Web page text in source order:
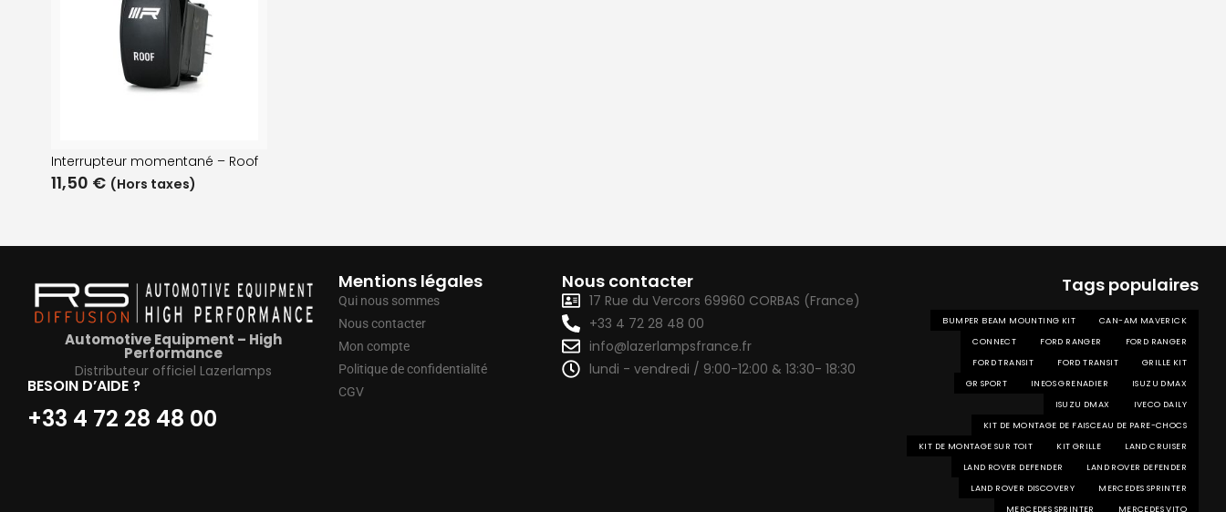
Interrupteur momentané – Roof
11,50 € (Hors taxes)
Automotive Equipment – High
Performance
Distributeur officiel Lazerlamps
BESOIN D’AIDE ?
+33 4 72 28 48 00
Mentions légales
Qui nous sommes
Nous contacter
Mon compte
Politique de confidentialité
CGV
Nous contacter
17 Rue du Vercors 69960 CORBAS (France)
+33 4 72 28 48 00
info@lazerlampsfrance.fr
lundi - vendredi / 9:00-12:00 & 13:30- 18:30
Tags populaires
BUMPER BEAM MOUNTING KIT
CAN-AM MAVERICK
CONNECT
FORD RANGER
FORD RANGER
FORD TRANSIT
FORD TRANSIT
GRILLE KIT
GR SPORT
INEOS GRENADIER
ISUZU DMAX
ISUZU DMAX
IVECO DAILY
KIT DE MONTAGE DE FAISCEAU DE PARE-CHOCS
KIT DE MONTAGE SUR TOIT
KIT GRILLE
LAND CRUISER
LAND ROVER DEFENDER
LAND ROVER DEFENDER
LAND ROVER DISCOVERY
MERCEDES SPRINTER
MERCEDES SPRINTER
MERCEDES VITO